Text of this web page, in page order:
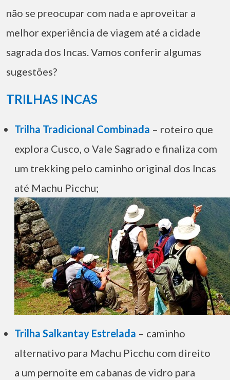
não se preocupar com nada e aproveitar a
melhor experiência de viagem até a cidade
sagrada dos Incas. Vamos conferir algumas
sugestões?
TRILHAS INCAS
Trilha Tradicional Combinada – roteiro que
explora Cusco, o Vale Sagrado e finaliza com
um trekking pelo caminho original dos Incas
até Machu Picchu;
Trilha Salkantay Estrelada – caminho
alternativo para Machu Picchu com direito
a um pernoite em cabanas de vidro para